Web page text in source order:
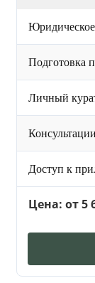
Подготовка
Личный
Доступ к
Цена: от 5